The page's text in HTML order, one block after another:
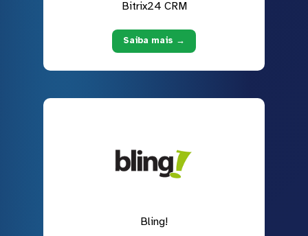
Bitrix24 CRM
Saiba mais →
Bling!